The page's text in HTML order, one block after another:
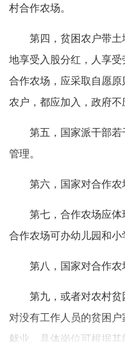
村合作农场。
第四，贫困农户带
地享受入股分红，人享
合作农场，应采取自愿
农户，都应加入，政府不
第五，国家派干部
管理。
第六，国家对合作农
第七，合作农场应体
合作农场可办幼儿园和小
第八，国家对合作农
第九，或者对农村贫
对没有工作人员的贫困
就业。具体岗位可根据